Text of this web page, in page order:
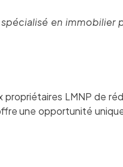
en immobilier
LMNP de
une opportunité